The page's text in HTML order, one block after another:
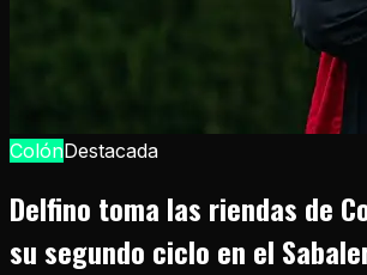
ColónDestacada
Delfino toma las riendas de
su segundo ciclo en el